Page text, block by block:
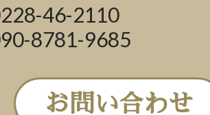
46-2110
8781-9685
お問い合わせ